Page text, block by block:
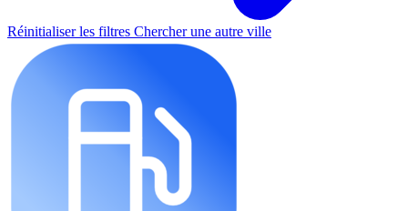
Réinitialiser les filtres Chercher une autre ville